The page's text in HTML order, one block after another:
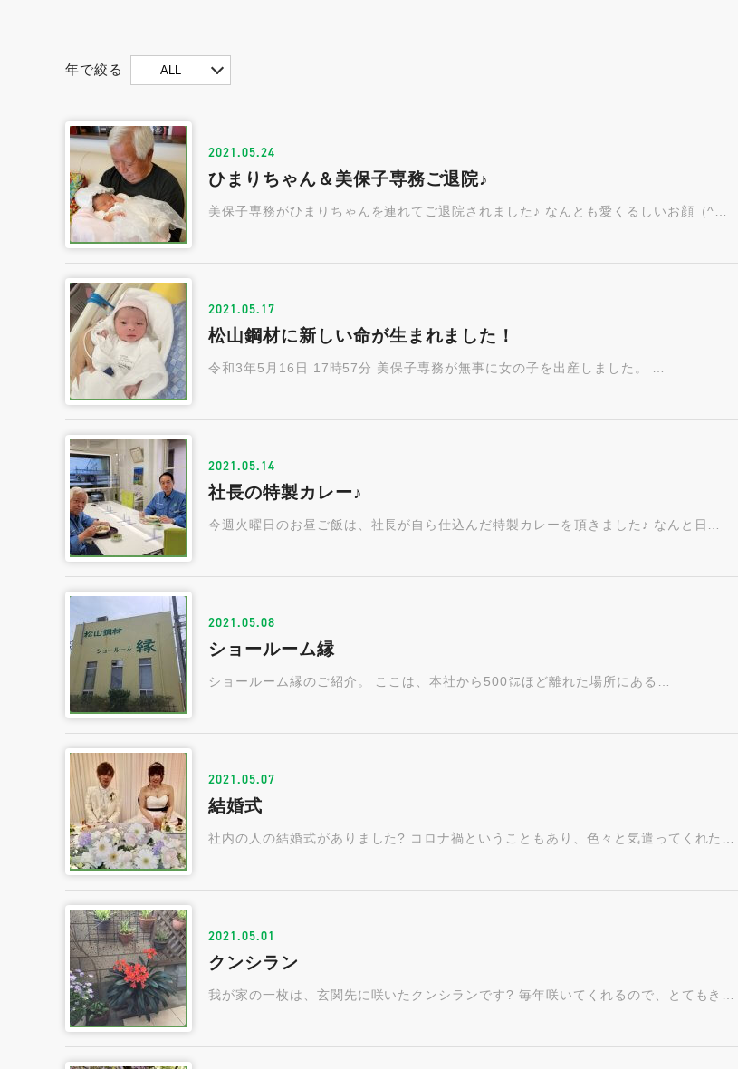
年で絞る ALL
2021.05.24
ひまりちゃん＆美保子専務ご退院♪
美保子専務がひまりちゃんを連れてご退院されました♪ なんとも愛くるしいお顔（^…
2021.05.17
松山鋼材に新しい命が生まれました！
令和3年5月16日 17時57分 美保子専務が無事に女の子を出産しました。 …
2021.05.14
社長の特製カレー♪
今週火曜日のお昼ご飯は、社長が自ら仕込んだ特製カレーを頂きました♪ なんと日…
2021.05.08
ショールーム縁
ショールーム縁のご紹介。 ここは、本社から500㍍ほど離れた場所にある…
2021.05.07
結婚式
社内の人の結婚式がありました? コロナ禍ということもあり、色々と気遣ってくれた…
2021.05.01
クンシラン
我が家の一枚は、玄関先に咲いたクンシランです? 毎年咲いてくれるので、とてもき…